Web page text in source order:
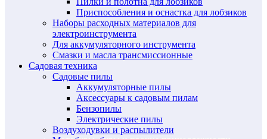
Приспособления и оснастка для лобзиков
Наборы расходных материалов для
электроинструмента
Для аккумуляторного инструмента
Смазки и масла трансмиссионные
Садовая техника
Садовые пилы
Аккумуляторные пилы
Аксессуары к садовым пилам
Бензопилы
Электрические пилы
Воздуходувки и распылители